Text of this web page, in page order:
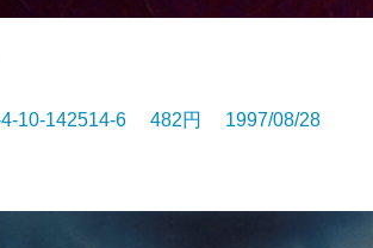
10-142514-6 482円 1997/08/28